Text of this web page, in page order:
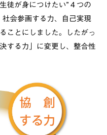
徒が身につけたい”４つの
会参画する力、自己実現
ことにしました。したがっ
する力」に変更し、整合性